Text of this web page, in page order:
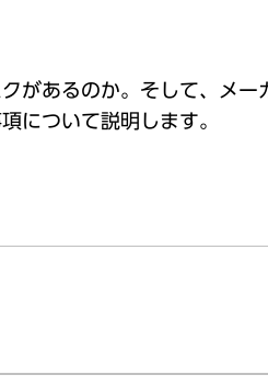
があるのか。そして、メー
について説明します。